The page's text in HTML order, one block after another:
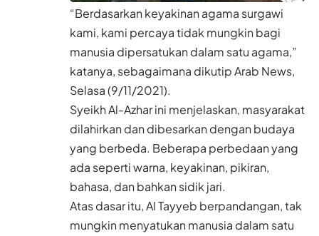
“Berdasarkan keyakinan agama surgawi
kami, kami percaya tidak mungkin bagi
manusia dipersatukan dalam satu agama,”
katanya, sebagaimana dikutip Arab News,
Selasa (9/11/2021).
Syeikh Al-Azhar ini menjelaskan, masyarakat
dilahirkan dan dibesarkan dengan budaya
yang berbeda. Beberapa perbedaan yang
ada seperti warna, keyakinan, pikiran,
bahasa, dan bahkan sidik jari.
Atas dasar itu, Al Tayyeb berpandangan, tak
mungkin menyatukan manusia dalam satu